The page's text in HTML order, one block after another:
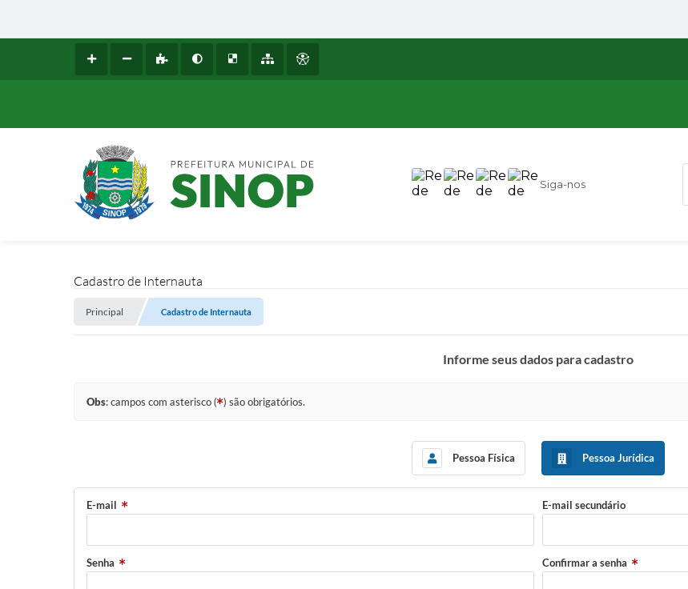
Siga-nos
Cadastro de Internauta
Principal Cadastro de Internauta
Informe seus dados para cadastro
Obs: campos com asterisco ( ) são obrigatórios.
Pessoa Física Pessoa Jurídica
E-mail E-mail secundário
Senha Confirmar a senha